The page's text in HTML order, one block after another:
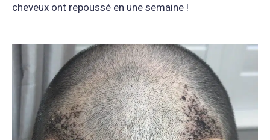
cheveux ont repoussé en une semaine !